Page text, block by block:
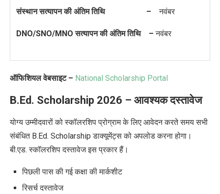
संस्थान सत्यापन की अंतिम तिथि –नवंबर
DNO/SNO/MNO सत्यापन की अंतिम तिथि –नवंबर
ऑफिशियल वेबसाइट – National Scholarship Portal
B.Ed. Scholarship 2026 – आवश्यक दस्तावेज
योग्य उम्मीदवारों को स्कॉलरशिप प्रोग्राम के लिए आवेदन करते समय सभी
संबंधित B.Ed. Scholarship डाक्यूमेंट्स को अपलोड करना होगा।
बी.एड. स्कॉलरशिप दस्तावेज इस प्रकार हैं।
पिछली पास की गई कक्षा की मार्कशीट
रिसर्च दस्तावेज